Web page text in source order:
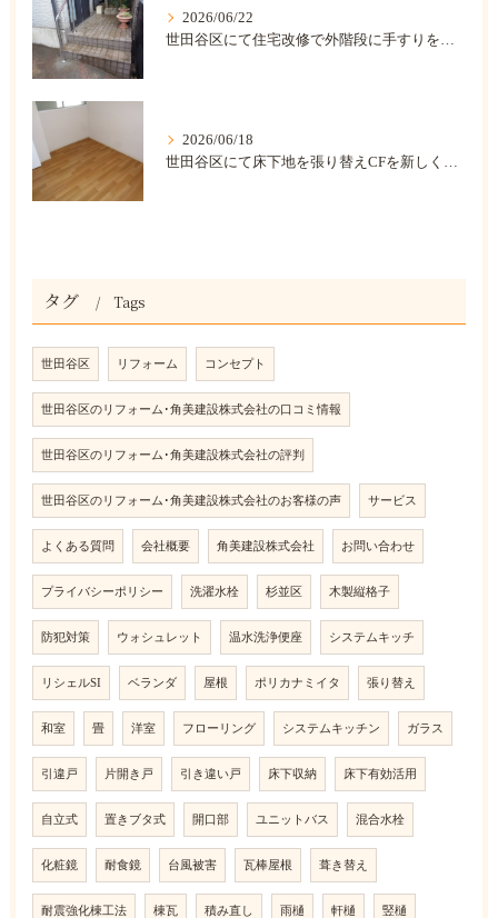
2026/06/22
世田谷区にて住宅改修で外階段に手すりを取り付けました。
2026/06/18
世田谷区にて床下地を張り替えCFを新しくしました。
タグ Tags
世田谷区 リフォーム コンセプト
世田谷区のリフォーム･角美建設株式会社の口コミ情報
世田谷区のリフォーム･角美建設株式会社の評判
世田谷区のリフォーム･角美建設株式会社のお客様の声 サービス
よくある質問 会社概要 角美建設株式会社 お問い合わせ
プライバシーポリシー 洗濯水栓 杉並区 木製縦格子
防犯対策 ウォシュレット 温水洗浄便座 システムキッチ
リシェルSI ベランダ 屋根 ポリカナミイタ 張り替え
和室 畳 洋室 フローリング システムキッチン ガラス
引違戸 片開き戸 引き違い戸 床下収納 床下有効活用
自立式 置きブタ式 開口部 ユニットバス 混合水栓
化粧鏡 耐食鏡 台風被害 瓦棒屋根 葺き替え
耐震強化棟工法 棟瓦 積み直し 雨樋 軒樋 竪樋